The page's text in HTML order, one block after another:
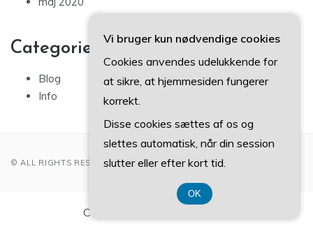
Categories
Blog
Info
© ALL RIGHTS RESERVED 2022
CVR-Nummer DK3740 7739
Vi bruger kun nødvendige cookies
Cookies anvendes udelukkende for
at sikre, at hjemmesiden fungerer
korrekt.
Disse cookies sættes af os og
slettes automatisk, når din session
slutter eller efter kort tid.
OK